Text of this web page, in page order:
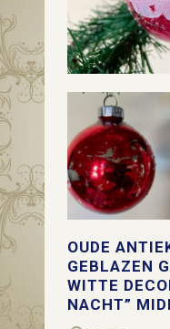
OUDE
GEBLAZEN
WITTE
NACHT”